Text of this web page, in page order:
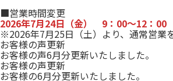
■営業時間変更
2026年7月24日（金） 9：00～12：
※2026年7月25日（土）より、通常営業
お客様の声更新
お客様の声6月分更新いたしました。
お客様の声更新
お客様の6月分更新いたしました。